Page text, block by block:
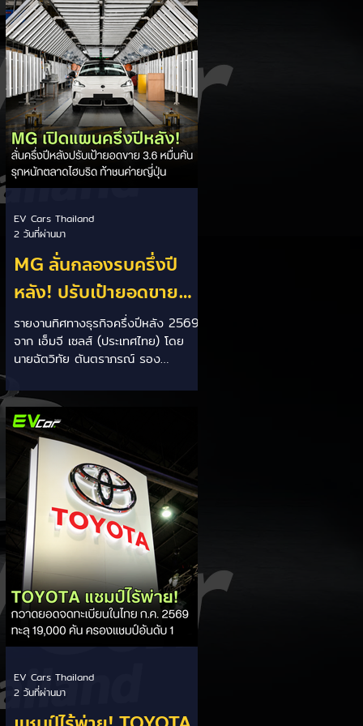
เป็นการพาดพิงถึงอาการ Range
Anxiety หรือความกังวลเรื่องระยะทาง
วิ่งของรถ EV Trump ยังระบุว่า
ปัจจุบันรถยนต์ไฟฟ้ามีสัดส่วนเพียง
ประมาณ 7% ของยอดขายรถใหม่ใน
สหรัฐฯ และใช้ตัวเลขนี้เป็นเหตุผล
ประกอบว่า...
MG ลั่นกลองรบครึ่งปี
หลัง! ปรับเป้ายอดขาย
เพิ่มเป็น 36,000 คัน
พร้อมเดินหน้าลงศึกชิง
(HEV)
รายงานทิศทางธุรกิจครึ่งปีหลัง 2569
จาก เอ็มจี เซลส์ (ประเทศไทย) โดย
นายฉัตวิทัย ตันตราภรณ์ รอง
6 เดือนแรก (ม.ค. - มิ.ย.) โตพุ่ง 67%
แตะ 16,920 คัน พร้อมส่งสัญญาณ
ปรับเป้าหมายยอดขายรวมปีนี้เพิ่มขึ้นเป็น
36,000 คัน จากเดิมตั้งไว้ 30,000
คัน โดยพร้อมเร่งส่งมอบรถค้างสต็อก
(Back Order) ทั้งหมดในระยะเวลาอัน
สั้น - ปรับเป้าเติบโต & เคลียร์ Back
Order: ยอดขายครึ่งปีแรกที่เติบโตสูง
ถึง 67% ประกอบกับการแก้ไขปัญหา
การนำเข้าชิ้นส่วนจากสถานการณ์
ตึงเครียดในตะว
EV Cars Thailand
2 วันที่ผ่านมา
EV Cars Thailand
2 วันที่ผ่านมา